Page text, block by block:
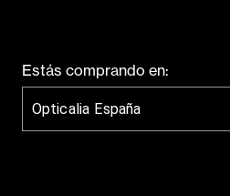
Estás comprando en:
Opticalia España